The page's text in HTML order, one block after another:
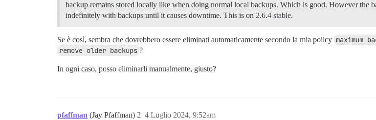
backup remains stored locally like when doing normal local backups. Which is good. However
indefinitely with backups until it causes downtime. This is on 2.6.4 stable.
Se è così, sembra che dovrebbero essere eliminati automaticamente secondo la mia policy maximum
remove older backups ?
In ogni caso, posso eliminarli manualmente, giusto?
pfaffman (Jay Pfaffman) 4 Luglio 2024, 9:52am
2